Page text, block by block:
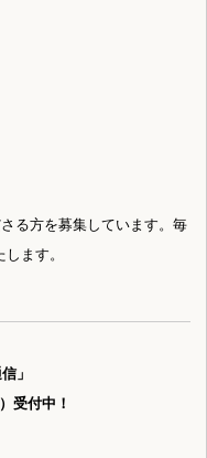
る方を募集しています。毎
ます。
」
受付中！